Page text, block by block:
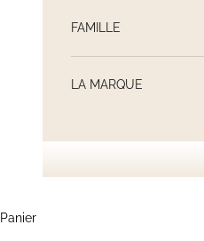
FAMILLE
LA MARQUE
Panier